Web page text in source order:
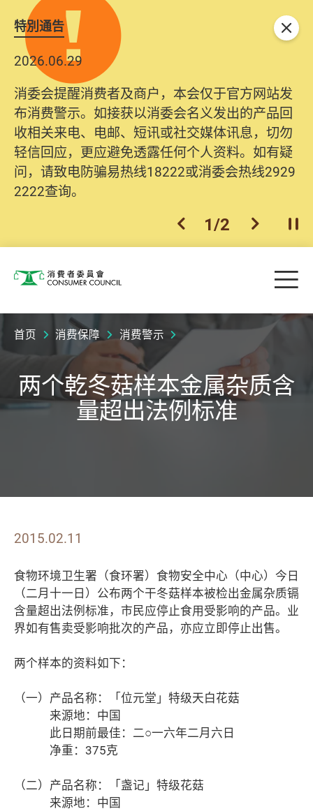
特別通告
2026.06.29
消委会提醒消费者及商户，本会仅于官方网站发
布消费警示。如接获以消委会名义发出的产品回
收相关来电、电邮、短讯或社交媒体讯息，切勿
轻信回应，更应避免透露任何个人资料。如有疑
问，请致电防骗易热线18222或消委会热线2929
2222查询。
上一个
1/2 下一个开
关闭
消费者委员会 目
首页 消费保障 消费警示
两个乾冬菇样本金属杂质含
量超出法例标准
2015.02.11
食物环境卫生署（食环署）食物安全中心（中心）今日
（二月十一日）公布两个干冬菇样本被检出金属杂质镉
含量超出法例标准，市民应停止食用受影响的产品。业
界如有售卖受影响批次的产品，亦应立即停止出售。
两个样本的资料如下：
（一）产品名称：「位元堂」特级天白花菇
来源地：中国
此日期前最佳：二○一六年二月六日
净重：375克
（二）产品名称：「盏记」特级花菇
来源地：中国